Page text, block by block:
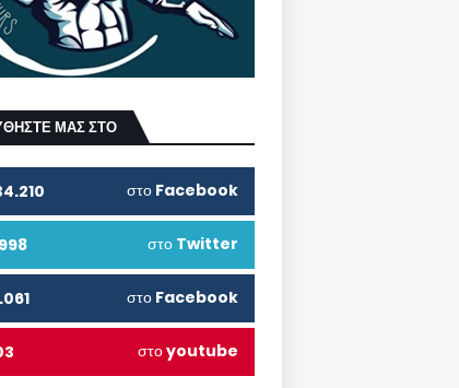
ΜΑΣ ΣΤΟ
στο Facebook
στο Twitter
στο Facebook
στοyoutube